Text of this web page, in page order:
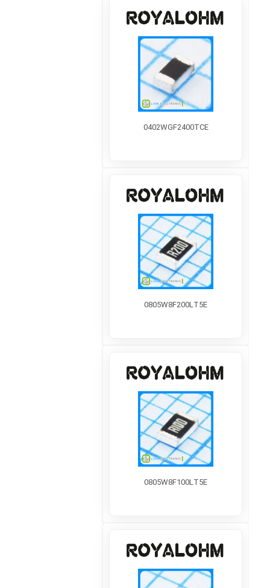
0402WGF2400TCE
0805W8F200LT5E
0805W8F100LT5E